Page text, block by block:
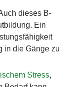
dieses B-
Ein
in die Gänge zu
Stress,